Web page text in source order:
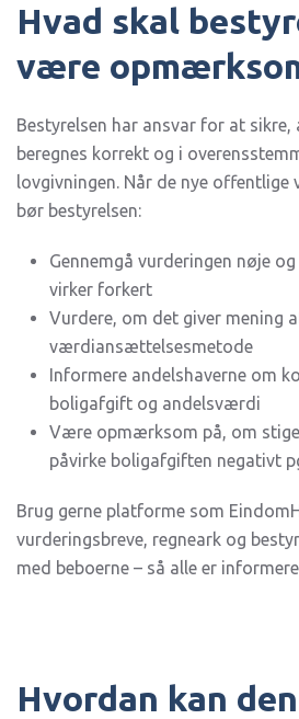
Hvad skal
være
Bestyrelsen har ansvar for at
beregnes korrekt og i
lovgivningen. Når de nye offentlige
bør bestyrelsen:
Gennemgå vurderingen nøje
virker forkert
Vurdere, om det giver mening
værdiansættelsesmetode
Informere andelshaverne om
boligafgift og andelsværdi
Være opmærksom på, om
påvirke boligafgiften negativt
Brug gerne platforme som
vurderingsbreve, regneark og
med beboerne – så alle er
Hvordan kan